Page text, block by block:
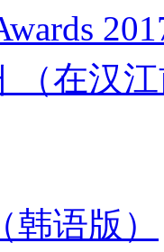
（在汉
语版）